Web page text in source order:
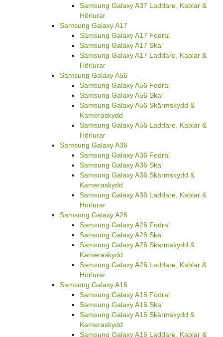
Samsung Galaxy A37 Laddare, Kablar &
Hörlurar
Samsung Galaxy A17
Samsung Galaxy A17 Fodral
Samsung Galaxy A17 Skal
Samsung Galaxy A17 Laddare, Kablar &
Hörlurar
Samsung Galaxy A56
Samsung Galaxy A56 Fodral
Samsung Galaxy A56 Skal
Samsung Galaxy A56 Skärmskydd &
Kameraskydd
Samsung Galaxy A56 Laddare, Kablar &
Hörlurar
Samsung Galaxy A36
Samsung Galaxy A36 Fodral
Samsung Galaxy A36 Skal
Samsung Galaxy A36 Skärmskydd &
Kameraskydd
Samsung Galaxy A36 Laddare, Kablar &
Hörlurar
Samsung Galaxy A26
Samsung Galaxy A26 Fodral
Samsung Galaxy A26 Skal
Samsung Galaxy A26 Skärmskydd &
Kameraskydd
Samsung Galaxy A26 Laddare, Kablar &
Hörlurar
Samsung Galaxy A16
Samsung Galaxy A16 Fodral
Samsung Galaxy A16 Skal
Samsung Galaxy A16 Skärmskydd &
Kameraskydd
Samsung Galaxy A16 Laddare, Kablar &